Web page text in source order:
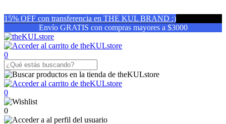
15% OFF con transferencia en THE KUL BRAND :)
Envío GRATIS con compras mayores a $3000
0
0
0